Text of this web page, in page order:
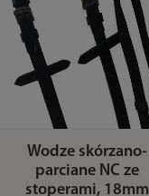
Wodze skórzano-
parciane NC ze
stoperami, 18mm